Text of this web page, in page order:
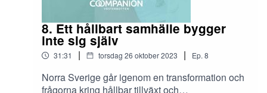
8. Ett hållbart samhälle bygger
inte sig själv
31:31 | torsdag 26 oktober 2023 | Ep. 8
Norra Sverige går igenom en transformation och
frågorna kring hållbar tillväxt och